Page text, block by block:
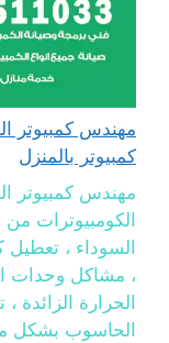
كمبيوتر بالمنزل
مهندس كمبيوتر
الكومبيوترات
السوداء ،
، مشاكل وحدات
الحرارة الزائدة
الحاسوب بشكل